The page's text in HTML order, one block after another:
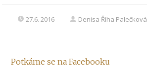
27.6. 2016 Denisa Říha Palečková
Potkáme se na Facebooku